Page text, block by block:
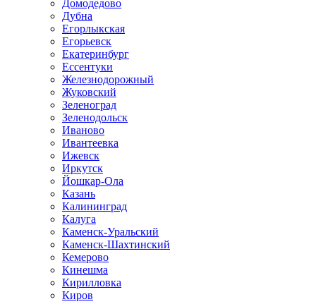
Домодедово
Дубна
Егорлыкская
Егорьевск
Екатеринбург
Ессентуки
Железнодорожный
Жуковский
Зеленоград
Зеленодольск
Иваново
Ивантеевка
Ижевск
Иркутск
Йошкар-Ола
Казань
Калининград
Калуга
Каменск-Уральский
Каменск-Шахтинский
Кемерово
Кинешма
Кирилловка
Киров